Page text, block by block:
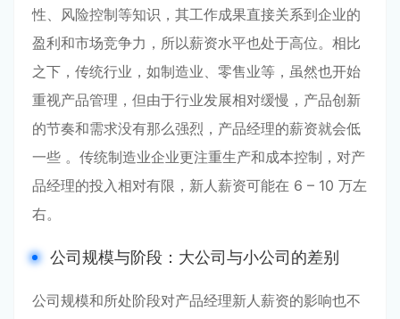
性、风险控制等知识，其工作成果直接关系到企业的
盈利和市场竞争力，所以薪资水平也处于高位。相比
之下，传统行业，如制造业、零售业等，虽然也开始
重视产品管理，但由于行业发展相对缓慢，产品创新
的节奏和需求没有那么强烈，产品经理的薪资就会低
一些 。传统制造业企业更注重生产和成本控制，对产
品经理的投入相对有限，新人薪资可能在 6 – 10 万左
右。
公司规模与阶段：大公司与小公司的差别
公司规模和所处阶段对产品经理新人薪资的影响也不